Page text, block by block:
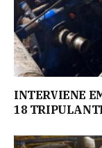
INTERVIENE
18